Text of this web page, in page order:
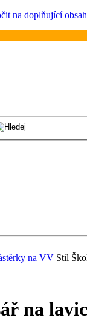
na doplňující obsah
na VV Stil
na